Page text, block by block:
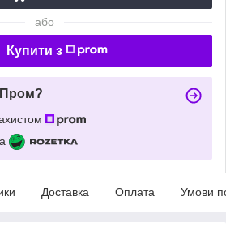
або
Купити з
Пром?
Доставка Оплата Умови